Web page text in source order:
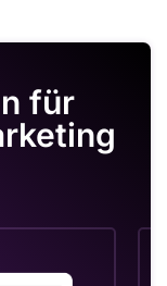
für